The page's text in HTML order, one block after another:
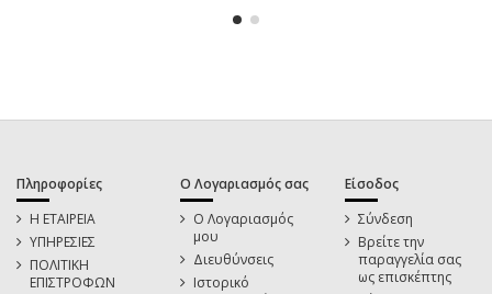
Πληροφορίες
Η ΕΤΑΙΡΕΙΑ
ΥΠΗΡΕΣΙΕΣ
ΠΟΛΙΤΙΚΗ
ΕΠΙΣΤΡΟΦΩΝ
Ο Λογαριασμός σας
Ο Λογαριασμός
μου
Διευθύνσεις
Ιστορικό
Είσοδος
Σύνδεση
Βρείτε την
παραγγελία σας
ως επισκέπτης